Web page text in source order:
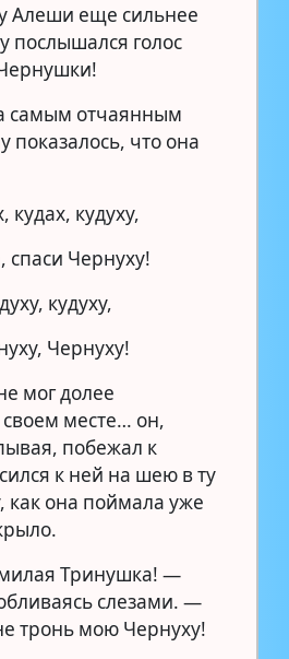
Алеши еще сильнее
послышался голос
самым отчаянным
показалось, что она
кудах, кудуху,
спаси Чернуху!
кудуху,
Чернуху!
мог долее
своем месте… он,
побежал к
к ней на шею в ту
как она поймала уже
Тринушка! —
слезами. —
тронь мою Чернуху!